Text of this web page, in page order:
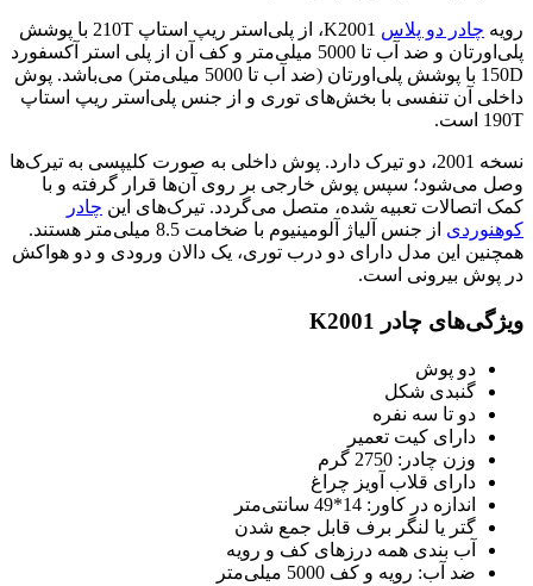
رویه چادر دو پلاس
K2001، از پلی‌استر ریپ استاپ 210T با پوشش
پلی‌اورتان و ضد آب تا 5000 میلی‌متر و کف آن از پلی استر آکسفورد
150D با پوشش پلی‌اورتان (ضد آب تا 5000 میلی‌متر) می‌باشد. پوش
داخلی آن تنفسی با بخش‌های توری و از جنس پلی‌استر ریپ استاپ
190T است.
نسخه 2001، دو تیرک دارد. پوش داخلی به صورت کلیپسی به تیرک‌ها
وصل می‌شود؛ سپس پوش خارجی بر روی آن‌ها قرار گرفته و با
کمک اتصالات تعبیه شده، متصل می‌گردد. تیرک‌های این چادر
کوهنوردی
از جنس آلیاژ آلومینیوم با ضخامت 8.5 میلی‌متر هستند.
همچنین این مدل دارای دو درب توری، یک دالان ورودی و دو هواکش
در پوش بیرونی است.
ویژگی‌های چادر K2001
دو پوش
گنبدی شکل
دو تا سه نفره
دارای کیت تعمیر
وزن چادر: 2750 گرم
دارای قلاب آویز چراغ
اندازه در کاور: 14*49 سانتی‌متر
گتر یا لنگر برف قابل جمع شدن
آب بندی همه درزهای کف و رویه
ضد آب: رویه و کف 5000 میلی‌متر